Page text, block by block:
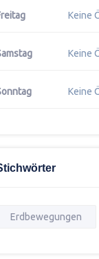
Keine
Keine
Keine
Erdbewegungen